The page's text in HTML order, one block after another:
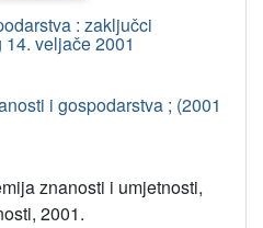
: zaključci
veljače 2001
i gospodarstva ; (2001
znanosti i umjetnosti,
2001.